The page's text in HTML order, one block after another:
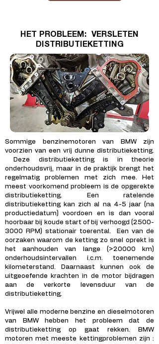
HET PROBLEEM: VERSLETEN
DISTRIBUTIEKETTING
Sommige benzinemotoren van BMW zijn
voorzien van een vrij dunne distributieketting.
Deze distributieketting is in theorie
onderhoudsvrij, maar in de praktijk brengt het
regelmatig problemen met zich mee. Het
meest voorkomend probleem is de opgerekte
distributieketting. Een ratelende
distributieketting kan zich al na 4-5 jaar (na
productiedatum) voordoen en is dan vooral
hoorbaar bij koude start of bij verhoogd (2500-
3000 RPM) stationair toerental. Een van de
oorzaken waarom de ketting zo snel oprekt is
het aanhouden van lange (>20000 km)
onderhoudsintervallen i.c.m. toenemende
kilometerstand. Daarnaast kunnen ook de
uitgeoefende krachten in de motor bijdragen
aan de verkorte levensduur van de
distributieketting.
Vrijwel alle moderne benzine en dieselmotoren
van BMW hebben het probleem dat de
distributieketting op gaat rekken. BMW
motoren met meeste kettingproblemen zijn :